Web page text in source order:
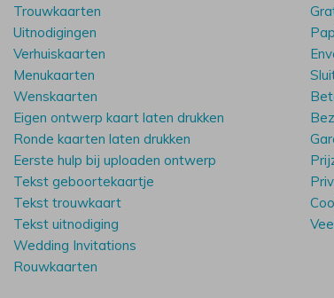
Trouwkaarten
Uitnodigingen
Verhuiskaarten
Menukaarten
Wenskaarten
Eigen ontwerp kaart laten drukken
Ronde kaarten laten drukken
Eerste hulp bij uploaden ontwerp
Tekst geboortekaartje
Tekst trouwkaart
Tekst uitnodiging
Wedding Invitations
Rouwkaarten